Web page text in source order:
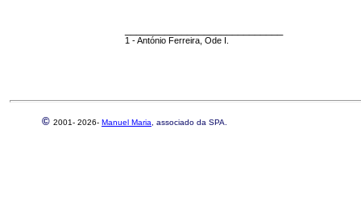
1 - António Ferreira, Ode I.
© 2001- 2026- Manuel Maria , associado da SPA.